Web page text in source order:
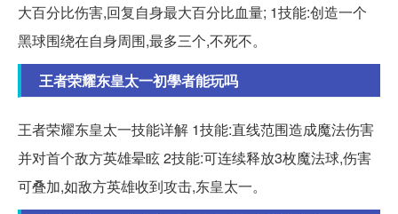
大百分比伤害,回复自身最大百分比血量; 1技能:创造一个
黑球围绕在自身周围,最多三个,不死不。
王者荣耀东皇太一初學者能玩吗
王者荣耀东皇太一技能详解 1技能:直线范围造成魔法伤害
并对首个敌方英雄晕眩 2技能:可连续释放3枚魔法球,伤害
可叠加,如敌方英雄收到攻击,东皇太一。